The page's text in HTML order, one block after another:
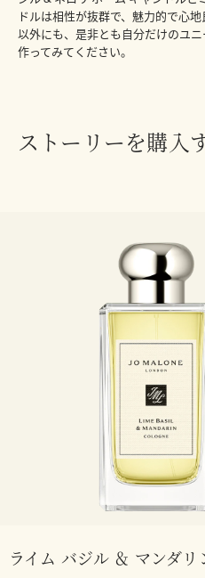
ドルは相性が抜群で、魅力的で心
以外にも、是非とも自分だけのユ
作ってみてください。
ストーリーを購入
ライム バジル ＆ マンダリ